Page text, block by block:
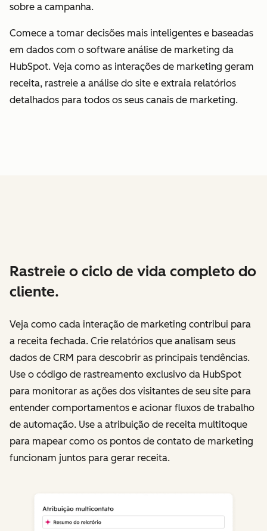
sobre a campanha.
Comece a tomar decisões mais inteligentes e baseadas
em dados com o software análise de marketing da
HubSpot. Veja como as interações de marketing geram
receita, rastreie a análise do site e extraia relatórios
detalhados para todos os seus canais de marketing.
Rastreie o ciclo de vida completo do
cliente.
Veja como cada interação de marketing contribui para
a receita fechada. Crie relatórios que analisam seus
dados de CRM para descobrir as principais tendências.
Use o código de rastreamento exclusivo da HubSpot
para monitorar as ações dos visitantes de seu site para
entender comportamentos e acionar fluxos de trabalho
de automação. Use a atribuição de receita multitoque
para mapear como os pontos de contato de marketing
funcionam juntos para gerar receita.